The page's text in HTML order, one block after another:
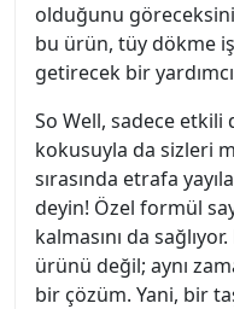
olduğunu
bu ürün, tüy dökme
getirecek bir
So Well, sadece etkili
kokusuyla da sizleri
sırasında etrafa
deyin! Özel formül
kalmasını da
ürünü değil; aynı
bir çözüm. Yani, bir